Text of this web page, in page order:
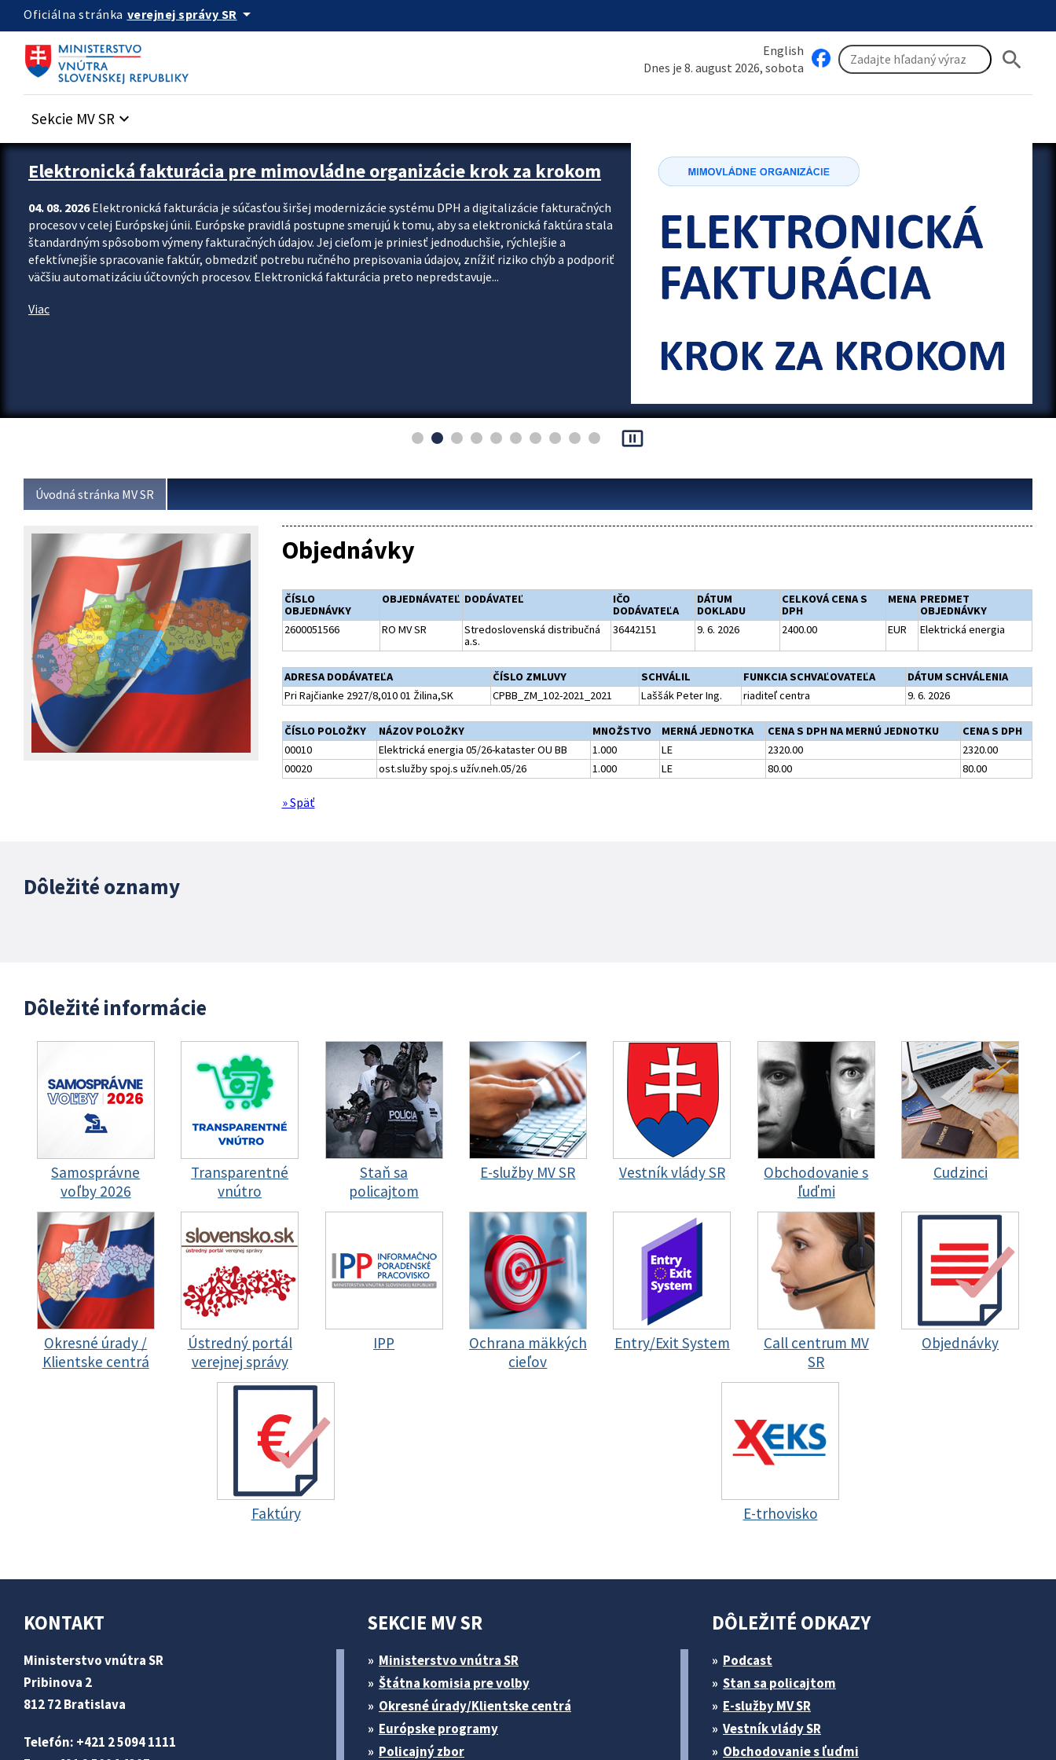
Preskocit na hlavný obsah
Oficiálna stránka verejnej správy SR arrow_drop_down
English
Dnes je 8. august 2026, sobota
search
Sekcie MV SR keyboard_arrow_down
Zastavit automatický posun upútavok
Elektronická fakturácia pre mimovládne organizácie krok za krokom
04. 08. 2026Elektronická fakturácia je súčasťou širšej modernizácie systému DPH a digitalizácie fakturačných
procesov v celej Európskej únii. Európske pravidlá postupne smerujú k tomu, aby sa elektronická faktúra stala
štandardným spôsobom výmeny fakturačných údajov. Jej cieľom je priniesť jednoduchšie, rýchlejšie a
efektívnejšie spracovanie faktúr, obmedziť potrebu ručného prepisovania údajov, znížiť riziko chýb a podporiť
väčšiu automatizáciu účtovných procesov. Elektronická fakturácia preto nepredstavuje...
Viac
pause_presentation
Úvodná stránka MV SR
Objednávky
ČÍSLO
OBJEDNÁVKY
OBJEDNÁVATEĽ DODÁVATEĽ
IČO
DODÁVATEĽA
DÁTUM
DOKLADU
CELKOVÁ CENA S
DPH
MENA PREDMET
OBJEDNÁVKY
2600051566
RO MV SR
Stredoslovenská distribučná
a.s.
36442151 9. 6. 2026 2400.00 EUR Elektrická energia
ADRESA DODÁVATEĽA ČÍSLO ZMLUVY SCHVÁLIL FUNKCIA SCHVAĽOVATEĽA
DÁTUM SCHVÁLENIA
Pri Rajčianke 2927/8,010 01 Žilina,SK
CPBB_ZM_102-2021_2021 Laššák Peter Ing. riaditeľ centra 9. 6. 2026
ČÍSLO POLOŽKY NÁZOV POLOŽKY MNOŽSTVO MERNÁ JEDNOTKA CENA S DPH NA MERNÚ JEDNOTKU
CENA S DPH
00010
Elektrická energia 05/26-kataster OU BB 1.000 LE 2320.00
2320.00
00020
ost.služby spoj.s užív.neh.05/26 1.000 LE 80.00 80.00
» Späť
Dôležité oznamy
Dôležité informácie
Samosprávne
voľby 2026
Transparentné
vnútro
Staň sa
policajtom
E-služby MV SR Vestník vlády SR
Obchodovanie s
ľuďmi
Cudzinci
Okresné úrady /
Klientske centrá
Ústredný portál
verejnej správy
IPP
Ochrana mäkkých
cieľov
Entry/Exit System
Call centrum MV
SR
Objednávky
Faktúry E-trhovisko
KONTAKT
Ministerstvo vnútra SR
Pribinova 2
812 72 Bratislava
Telefón: +421 2 5094 1111
SEKCIE MV SR
Ministerstvo vnútra SR
Štátna komisia pre volby
Okresné úrady/Klientske centrá
Európske programy
Policajný zbor
DÔLEŽITÉ ODKAZY
Podcast
Stan sa policajtom
E-služby MV SR
Vestník vlády SR
Obchodovanie s ľuďmi